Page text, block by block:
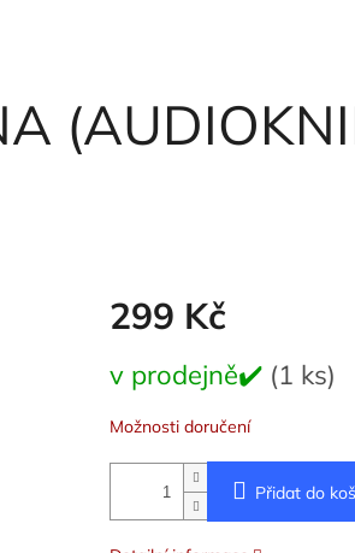
299 Kč
cena:
v prodejně✔️ (1 ks)
Možnosti doručení
Přidat do